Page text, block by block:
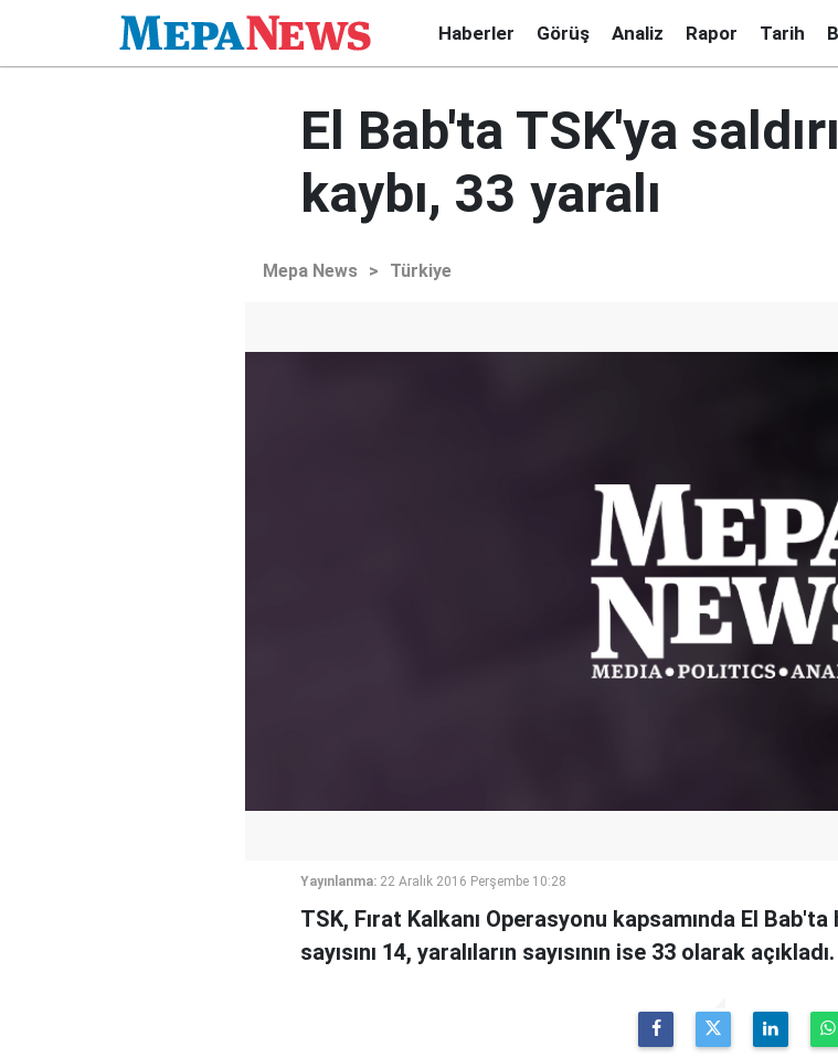
Haberler Görüş Analiz Rapor Tarih
El Bab'ta TSK'ya
kaybı, 33 yaralı
Mepa News > Türkiye
Yayınlanma: 22 Aralık 2016 Perşembe 10:28
TSK, Fırat Kalkanı Operasyonu kapsamında El
sayısını 14, yaralıların sayısının ise 33 olarak açıkladı.